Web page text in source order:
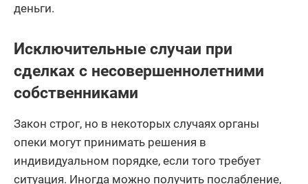
деньги.
Исключительные случаи при
сделках с несовершеннолетними
собственниками
Закон строг, но в некоторых случаях органы
опеки могут принимать решения в
индивидуальном порядке, если того требует
ситуация. Иногда можно получить послабление,